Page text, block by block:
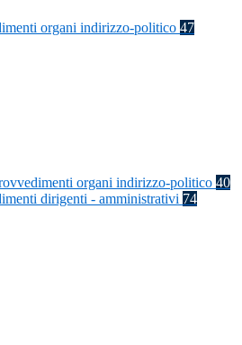
organi indirizzo-politico 47
organi indirizzo-politico 40
dirigenti - amministrativi 74